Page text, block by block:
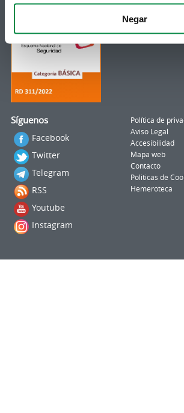
Negar
Síguenos
Facebook
Twitter
Telegram
RSS
Youtube
Instagram
Política de
Aviso Legal
Accesibilidad
Mapa web
Contacto
Politicas de
Hemeroteca